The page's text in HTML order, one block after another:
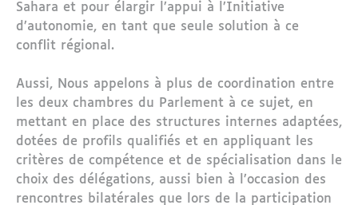
Sahara et pour élargir l’appui à l’Initiative
d’autonomie, en tant que seule solution à ce
conflit régional.
Aussi, Nous appelons à plus de coordination entre
les deux chambres du Parlement à ce sujet, en
mettant en place des structures internes adaptées,
dotées de profils qualifiés et en appliquant les
critères de compétence et de spécialisation dans le
choix des délégations, aussi bien à l’occasion des
rencontres bilatérales que lors de la participation